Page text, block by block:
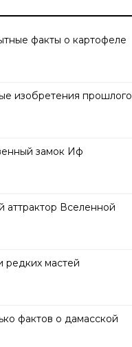
факты о картофеле
изобретения прошлого
замок Иф
аттрактор Вселенной
мастей
фактов о дамасской